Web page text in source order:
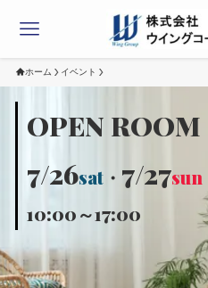
ホーム イベント
OPEN ROOM
7/26sat ・ 7/27sun
10:00～17:00